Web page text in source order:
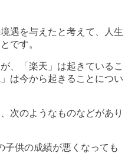
遇を与えたと考えて、人生
です。
、「楽天」は起きているこ
は今から起きることについ
次のようなものなどがあり
子供の成績が悪くなっても